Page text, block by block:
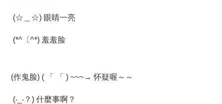
(☆＿☆) 眼睛一亮
(*^〔^*) 羞羞脸
(作鬼脸) ( 「 「 ) ~~~→ 怀疑喔～～
(‧_‧？) 什麼事啊？